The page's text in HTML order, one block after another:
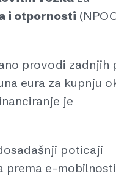
i otpornosti
provodi zadnjih
eura za kupnju
je
poticaji
prema e-